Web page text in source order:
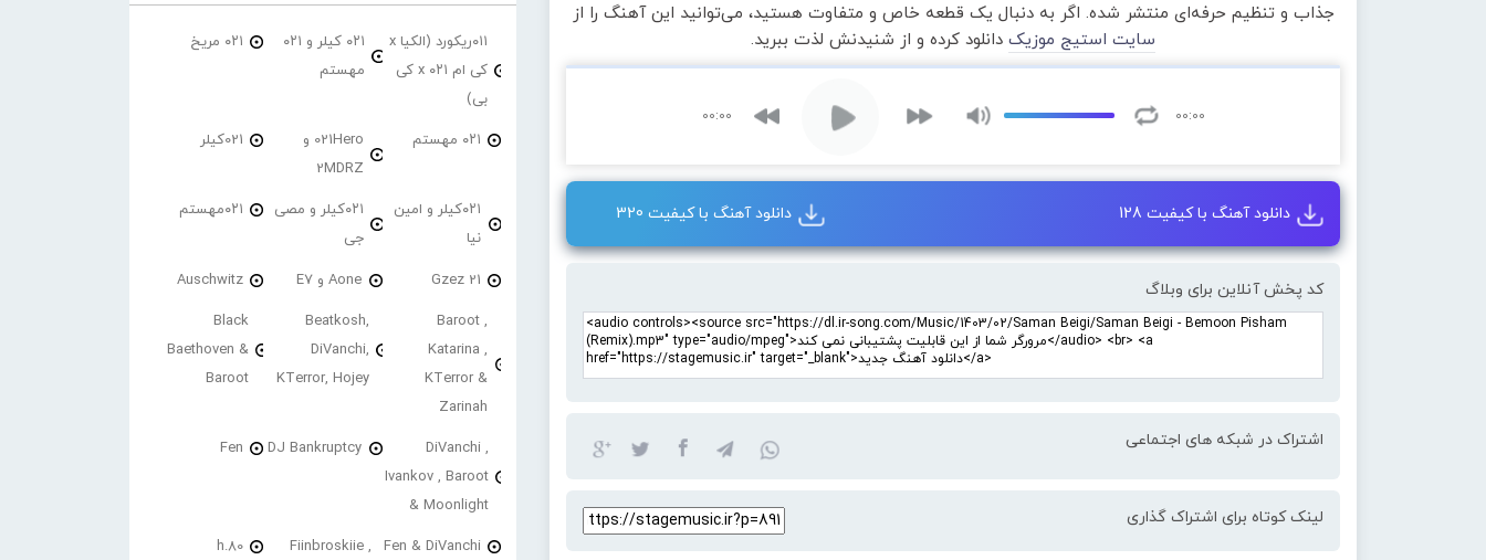
جذاب و تنظیم حرفه‌ای منتشر شده. اگر به دنبال یک قطعه خاص و متفاوت هستید، می‌توانید این آهنگ را از
سایت استیج موزیک دانلود کرده و از شنیدنش لذت ببرید.
00:00 00:00
دانلود آهنگ با کیفیت 128 دانلود آهنگ با کیفیت 320
کد پخش آنلاین برای وبلاگ
اشتراک در شبکه های اجتماعی
لینک کوتاه برای اشتراک گذاری
۰۱۱ریکورد (الکیا x
کی ام ۰۲۱ x کی
بی)
۰۲۱ کیلر و ۰۲۱
مهستم
۰۲۱ مریخ
۰۲۱ مهستم
021Hero و
2MDRZ
021کیلر
۰۲۱کیلر و امین
نیا
۰۲۱کیلر و مصی
جی
۰۲۱مهستم
21 Gzez Aone و E7 Auschwitz
Baroot ,
Katarina ,
KTerror &
Zarinah
Beatkosh,
DiVanchi,
KTerror, Hojey
Black
Baethoven &
Baroot
DiVanchi ,
Ivankov , Baroot
& Moonlight
DJ Bankruptcy
Fen
Fen & DiVanchi
Fiinbroskiie ,
h.80